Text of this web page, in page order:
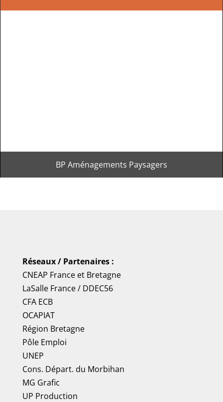
BP Aménagements Paysagers
Réseaux / Partenaires :
CNEAP Franceet Bretagne
LaSalle France/ DDEC56
CFA ECB
OCAPIAT
Région Bretagne
Pôle Emploi
UNEP
Cons. Départ. du Morbihan
MG Grafic
UP Production